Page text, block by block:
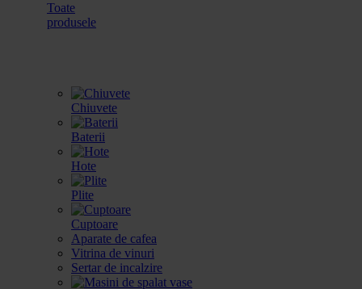
Toate
produsele
Chiuvete
Baterii
Hote
Plite
Cuptoare
Aparate de cafea
Vitrina de vinuri
Sertar de incalzire